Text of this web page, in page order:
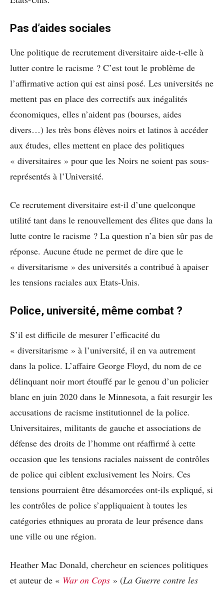
Pas d’aides sociales
Une politique de recrutement diversitaire aide-t-elle à
lutter contre le racisme ? C’est tout le problème de
l’affirmative action qui est ainsi posé. Les universités ne
mettent pas en place des correctifs aux inégalités
économiques, elles n’aident pas (bourses, aides
divers…) les très bons élèves noirs et latinos à accéder
aux études, elles mettent en place des politiques
« diversitaires » pour que les Noirs ne soient pas sous-
représentés à l’Université.
Ce recrutement diversitaire est-il d’une quelconque
utilité tant dans le renouvellement des élites que dans la
lutte contre le racisme ? La question n’a bien sûr pas de
réponse. Aucune étude ne permet de dire que le
« diversitarisme » des universités a contribué à apaiser
les tensions raciales aux Etats-Unis.
Police, université, même combat ?
S’il est difficile de mesurer l’efficacité du
« diversitarisme » à l’université, il en va autrement
dans la police. L’affaire George Floyd, du nom de ce
délinquant noir mort étouffé par le genou d’un policier
blanc en juin 2020 dans le Minnesota, a fait resurgir les
accusations de racisme institutionnel de la police.
Universitaires, militants de gauche et associations de
défense des droits de l’homme ont réaffirmé à cette
occasion que les tensions raciales naissent de contrôles
de police qui ciblent exclusivement les Noirs. Ces
tensions pourraient être désamorcées ont-ils expliqué, si
les contrôles de police s’appliquaient à toutes les
catégories ethniques au prorata de leur présence dans
une ville ou une région.
Heather Mac Donald, chercheur en sciences politiques
et auteur de « War on Cops » (La Guerre contre les